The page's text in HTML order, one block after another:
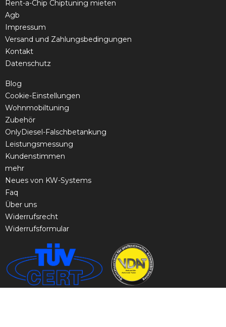
Rent-a-Chip Chiptuning mieten
Agb
Impressum
Versand und Zahlungsbedingungen
Kontakt
Datenschutz
Blog
Cookie-Einstellungen
Wohnmobiltuning
Zubehör
OnlyDiesel-Falschbetankung
Leistungsmessung
Kundenstimmen
mehr
Neues von KW-Systems
Faq
Über uns
Widerrufsrecht
Widerrufsformular